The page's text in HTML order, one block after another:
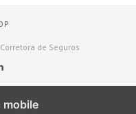
de Seguros
mobile